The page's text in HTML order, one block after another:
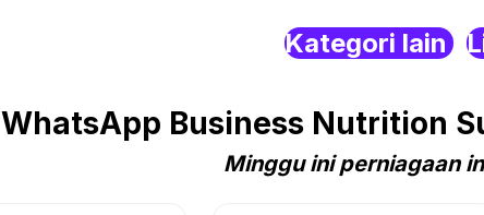
Kategori lain
WhatsApp Business Nutrition
Minggu ini perniagaan